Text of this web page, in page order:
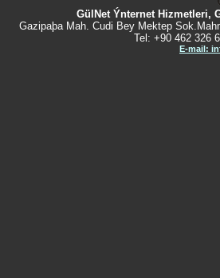
GülNet Ýnternet Hizmetleri,
Gazipaþa Mah. Cudi Bey Mektep
Tel: +90 462 326
E-mail: